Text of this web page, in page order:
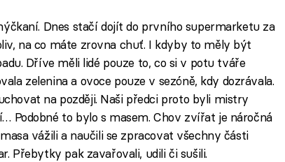
Dnes stačí dojít do prvního supermarketu za
na co máte zrovna chuť. I kdyby to měly být
Dříve měli lidé pouze to, co si v potu tváře
zelenina a ovoce pouze v sezóně, kdy dozrávala.
na později. Naši předci proto byli mistry
Podobné to bylo s masem. Chov zvířat je náročná
vážili a naučili se zpracovat všechny části
Přebytky pak zavařovali, udili či sušili.